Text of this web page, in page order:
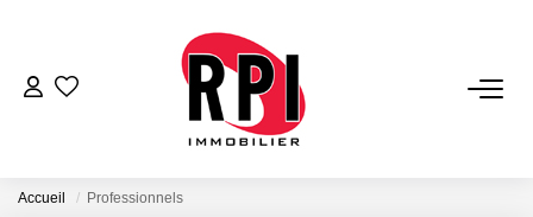
VENTES
Accueil Professionnels